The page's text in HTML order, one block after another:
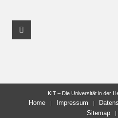
Facebook Profil
KIT – Die Universität in der
Home Impressum
Sitemap